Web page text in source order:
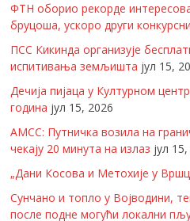
ФТН оборио рекорде
бруцоша, ускоро други
ПСС Кикинда организује
испитивања земљишта јул 15,
Дечија пијаца у Културном
година јул 15, 2026
АМСС: Путничка возила на
чекају 20 минута на излаз јул
„Дани Косова и Метохије у
Сунчано и топло у Војводини,
после подне могући локални